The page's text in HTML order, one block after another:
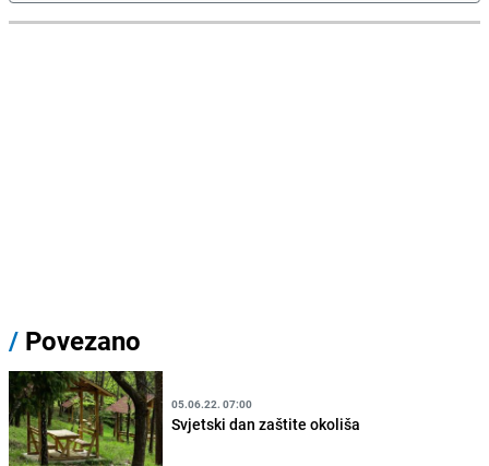
/ Povezano
05.06.22. 07:00
Svjetski dan zaštite okoliša